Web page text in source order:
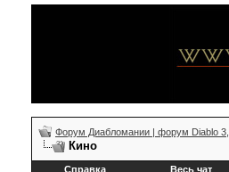
Форум Диабломании | форум Diablo 3,
Кино
Справка Весь чат